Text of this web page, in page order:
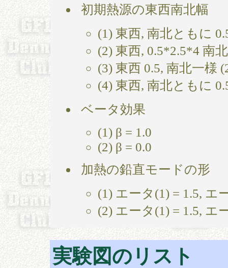
初期熱源の東西南北幅
(1) 東西, 南北ともに
(2) 東西, 0.5*2.5*4 南
(3) 東西 0.5, 南北一様
(4) 東西, 南北ともに
ベータ効果
(1) β = 1.0
(2) β = 0.0
加熱の鉛直モードの形
(1) エータ(1) = 1.5, エ
(2) エータ(1) = 1.5, エ
実験図のリスト